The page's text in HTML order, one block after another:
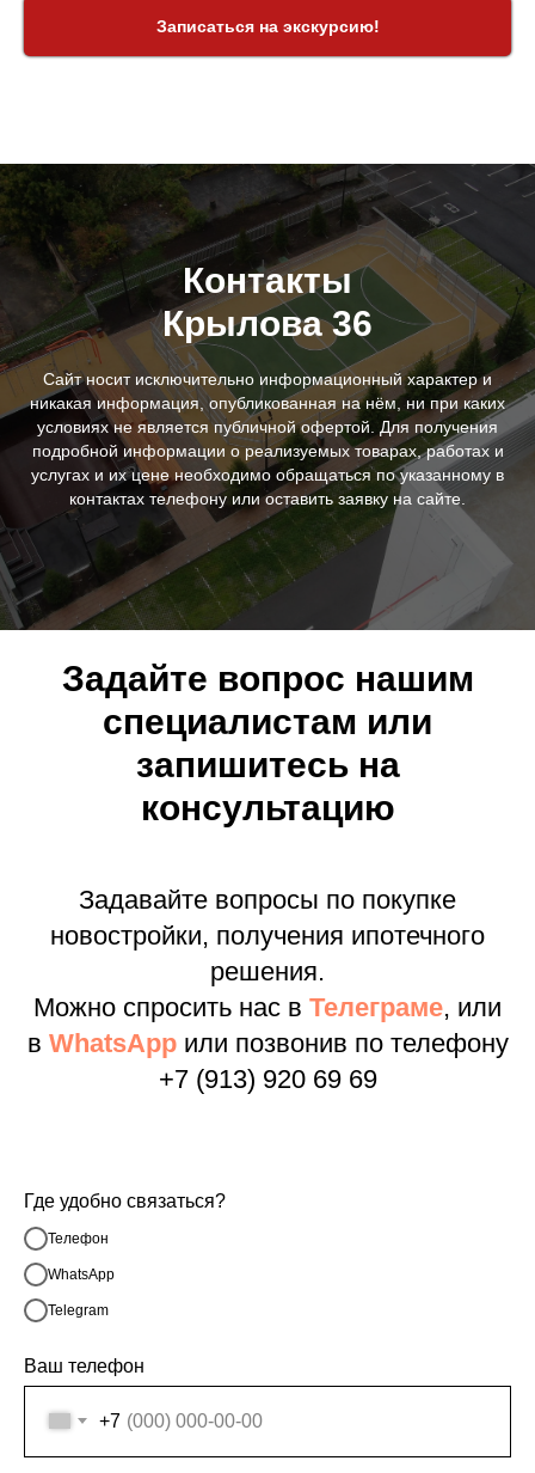
Записаться на экскурсию!
Контакты
Крылова 36
Сайт носит исключительно информационный характер и
никакая информация, опубликованная на нём, ни при каких
условиях не является публичной офертой. Для получения
подробной информации о реализуемых товарах, работах и
услугах и их цене необходимо обращаться по указанному в
контактах телефону или оставить заявку на сайте.
Задайте вопрос нашим
специалистам или
запишитесь на
консультацию
Задавайте вопросы по покупке
новостройки, получения ипотечного
решения.
Можно спросить нас в Телеграме, или
в WhatsAppили позвонив по телефону
+7 (913) 920 69 69
Где удобно связаться?
Телефон
WhatsApp
Telegram
Ваш телефон
+7